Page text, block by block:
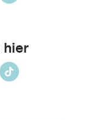
hier